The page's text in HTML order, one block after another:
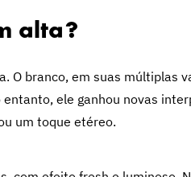
alta?
O branco, em suas múltiplas
ele ganhou novas
um toque etéreo.